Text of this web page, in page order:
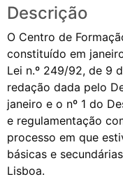
Descrição
O Centro de
constituído em
Lei n.º 249/92, de 9
redação dada pelo
janeiro e o nº 1 do
e regulamentação
processo em que
básicas e
Lisboa.